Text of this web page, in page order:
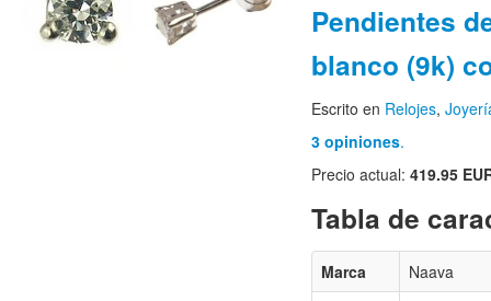
Pendientes
blanco (9k)
Escrito en Relojes,
3 opiniones.
Precio actual: 419.95
Tabla de
Marca
Naava